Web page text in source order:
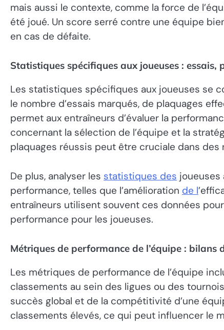
mais aussi le contexte, comme la force de
été joué. Un score serré contre une équipe
en cas de défaite.
Statistiques spécifiques aux joueuses : essais,
Les statistiques spécifiques aux joueuses se
le nombre d’essais marqués, de plaquages
permet aux entraîneurs d’évaluer la
concernant la sélection de l’équipe et la
plaquages réussis peut être cruciale dans des
De plus, analyser les statistiques des
performance, telles que l’amélioration de l
entraîneurs utilisent souvent ces données
performance pour les joueuses.
Métriques de performance de l’équipe : bilans
Les métriques de performance de l’équipe
classements au sein des ligues ou des
succès global et de la compétitivité d’une
classements élevés, ce qui peut influencer le